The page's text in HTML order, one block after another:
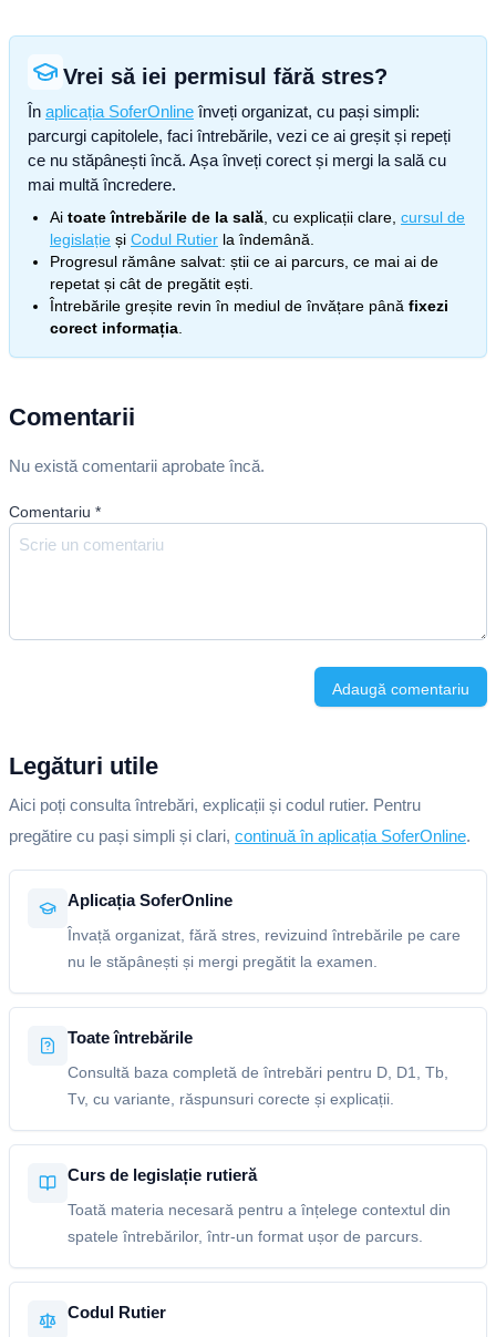
Vrei să iei permisul fără stres?
În aplicația SoferOnline înveți organizat, cu pași simpli:
parcurgi capitolele, faci întrebările, vezi ce ai greșit și repeți
ce nu stăpânești încă. Așa înveți corect și mergi la sală cu
mai multă încredere.
Ai toate întrebările de la sală , cu explicații clare, cursul de
legislație și Codul Rutier la îndemână.
Progresul rămâne salvat: știi ce ai parcurs, ce mai ai de
repetat și cât de pregătit ești.
Întrebările greșite revin în mediul de învățare până fixezi
corect informația
Comentarii
Nu există comentarii aprobate încă.
Comentariu *
Adaugă comentariu
Legături utile
Aici poți consulta întrebări, explicații și codul rutier. Pentru
pregătire cu pași simpli și clari, continuă în aplicația SoferOnline.
Aplicația SoferOnline
Învață organizat, fără stres, revizuind întrebările pe care
nu le stăpânești și mergi pregătit la examen.
Toate întrebările
Consultă baza completă de întrebări pentru D, D1, Tb,
Tv, cu variante, răspunsuri corecte și explicații.
Curs de legislație rutieră
Toată materia necesară pentru a înțelege contextul din
spatele întrebărilor, într-un format ușor de parcurs.
Codul Rutier